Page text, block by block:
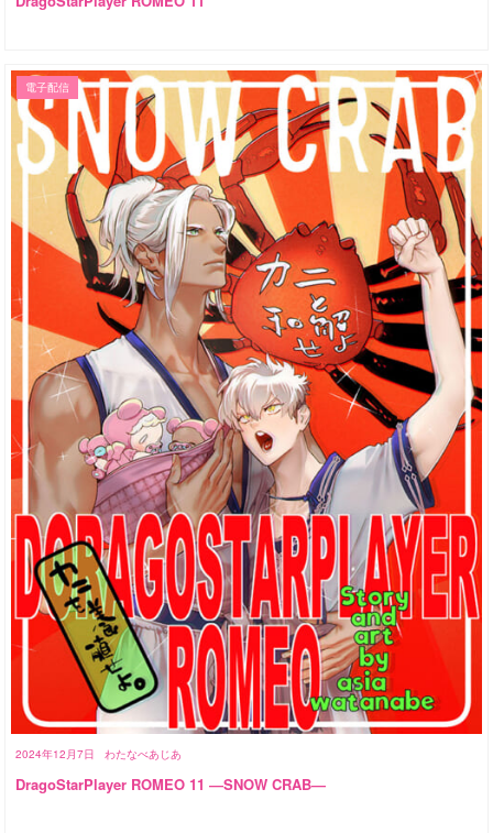
2024年12月7日 わたなべあじあ
電子配信
DragoStarPlayer ROMEO 11 ―SNOW CRAB―